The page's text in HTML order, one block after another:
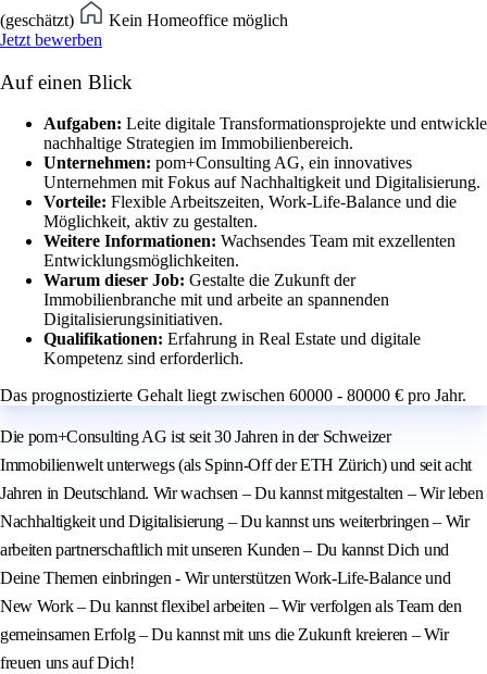
(geschätzt)
Kein Homeoffice möglich
Jetzt bewerben
Auf einen Blick
Aufgaben: Leite digitale Transformationsprojekte und entwickle
nachhaltige Strategien im Immobilienbereich.
Unternehmen: pom+Consulting AG, ein innovatives
Unternehmen mit Fokus auf Nachhaltigkeit und Digitalisierung.
Vorteile: Flexible Arbeitszeiten, Work-Life-Balance und die
Möglichkeit, aktiv zu gestalten.
Weitere Informationen: Wachsendes Team mit exzellenten
Entwicklungsmöglichkeiten.
Warum dieser Job: Gestalte die Zukunft der
Immobilienbranche mit und arbeite an spannenden
Digitalisierungsinitiativen.
Qualifikationen: Erfahrung in Real Estate und digitale
Kompetenz sind erforderlich.
Das prognostizierte Gehalt liegt zwischen 60000 - 80000 € pro Jahr.
Die pom+Consulting AG ist seit 30 Jahren in der Schweizer
Immobilienwelt unterwegs (als Spinn-Off der ETH Zürich) und seit acht
Jahren in Deutschland. Wir wachsen – Du kannst mitgestalten – Wir leben
Nachhaltigkeit und Digitalisierung – Du kannst uns weiterbringen – Wir
arbeiten partnerschaftlich mit unseren Kunden – Du kannst Dich und
Deine Themen einbringen - Wir unterstützen Work-Life-Balance und
New Work – Du kannst flexibel arbeiten – Wir verfolgen als Team den
gemeinsamen Erfolg – Du kannst mit uns die Zukunft kreieren – Wir
freuen uns auf Dich!